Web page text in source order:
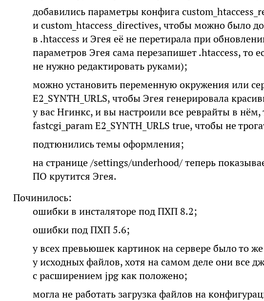
добавились параметры конфига
и custom_htaccess_directives, чтобы можно было
в .htaccess и Эгея её не перетирала при
параметров Эгея сама перезапишет .htaccess, то
не нужно редактировать руками);
можно установить переменную окружения или
E2_SYNTH_URLS, чтобы Эгея генерировала
у вас Нгинкс, и вы настроили все реврайты в нём,
fastcgi_param E2_SYNTH_URLS true, чтобы не
подтюнились темы оформления;
на странице /settings/underhood/ теперь
ПО крутится Эгея.
Починилось:
ошибки в инсталяторе под ПХП 8.2;
ошибки под ПХП 5.6;
у всех превьюшек картинок на сервере было то
у исходных файлов, хотя на самом деле они все
с расширением jpg как положено;
могла не работать загрузка файлов на